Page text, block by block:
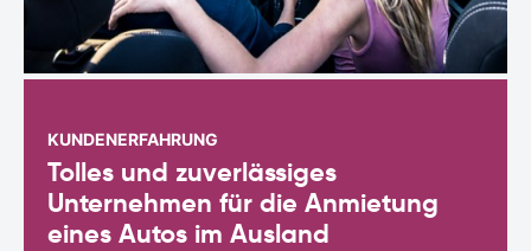
KUNDENERFAHRUNG
Tolles und zuverlässiges
Unternehmen für die Anmietung
eines Autos im Ausland